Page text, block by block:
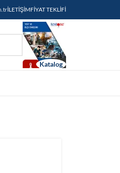
İLETIŞIMFIYAT TEKLIFI